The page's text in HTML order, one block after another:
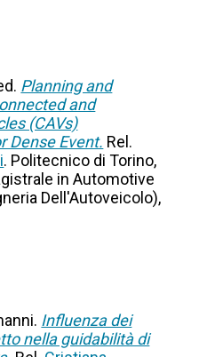
Planning and
and
(CAVs)
Dense Event. Rel.
. Politecnico di Torino,
in Automotive
Dell'Autoveicolo),
Influenza dei
nella guidabilità di